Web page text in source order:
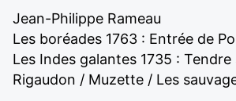
Jean-Philippe Rameau
Les boréades 1763 : Entrée de
Les Indes galantes 1735 :
Rigaudon / Muzette / Les